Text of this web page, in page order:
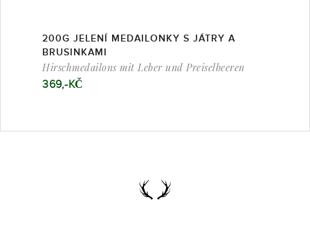
200G JELENÍ MEDAILONKY S JÁTRY A
BRUSINKAMI
Hirschmedailons mit Leber und Preiselbeeren
369,-KČ